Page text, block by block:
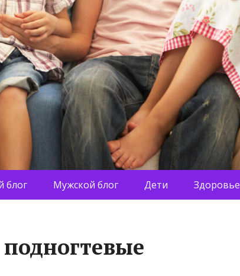
блог Мужской блог Дети Здоровье